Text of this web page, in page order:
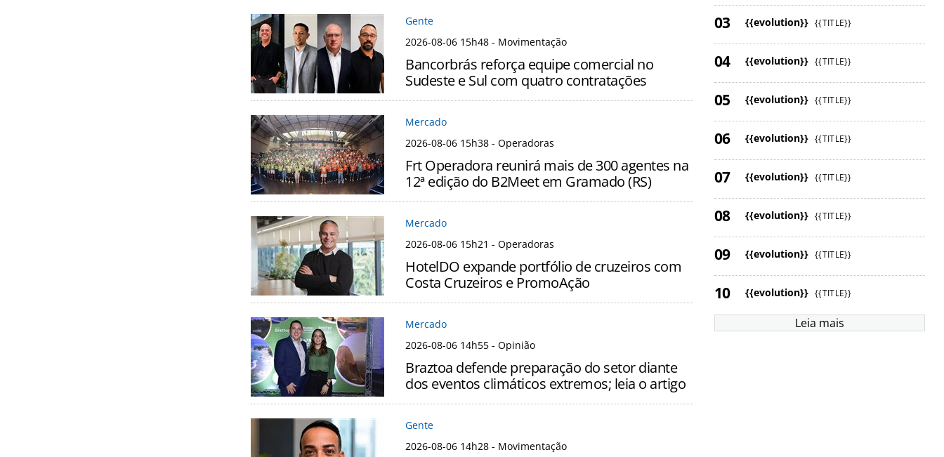
Gente
2026-08-06 15h48 - Movimentação
Bancorbrás reforça equipe comercial no
Sudeste e Sul com quatro contratações
Mercado
2026-08-06 15h38 - Operadoras
Frt Operadora reunirá mais de 300 agentes na
12ª edição do B2Meet em Gramado (RS)
Mercado
2026-08-06 15h21 - Operadoras
HotelDO expande portfólio de cruzeiros com
Costa Cruzeiros e PromoAção
Mercado
2026-08-06 14h55 - Opinião
Braztoa defende preparação do setor diante
dos eventos climáticos extremos; leia o artigo
Gente
2026-08-06 14h28 - Movimentação
{{evolution}} {{TITLE}}
{{evolution}} {{TITLE}}
{{evolution}} {{TITLE}}
{{evolution}} {{TITLE}}
{{evolution}} {{TITLE}}
{{evolution}} {{TITLE}}
{{evolution}} {{TITLE}}
{{evolution}} {{TITLE}}
Leia mais